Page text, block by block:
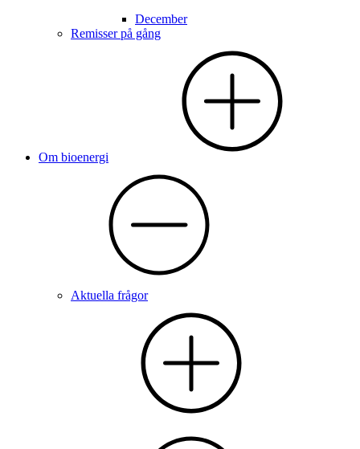
December
Remisser på gång
Om bioenergi
Aktuella frågor